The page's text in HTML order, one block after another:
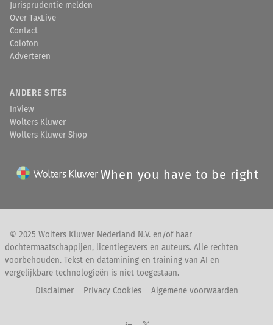
Jurisprudentie melden
Over TaxLive
Contact
Colofon
Adverteren
ANDERE SITES
InView
Wolters Kluwer
Wolters Kluwer Shop
When you have to be right
© 2025 Wolters Kluwer Nederland N.V. en/of haar
dochtermaatschappijen, licentiegevers en auteurs. Alle rechten
voorbehouden. Tekst en datamining en training van AI en
vergelijkbare technologieën is niet toegestaan.
Disclaimer
Privacy Cookies Algemene voorwaarden